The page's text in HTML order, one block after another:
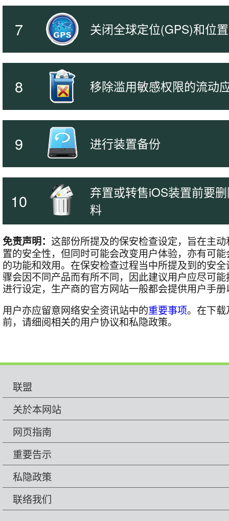
7 关闭全球定位(GPS)和位
8 移除滥用敏感权限的流动
9 进行装置备份
10
弃置或转售iOS装置前要
料
免责声明： 这部份所提及的保安检查设定，旨在主
置的安全性，但同时可能会改变用户体验，亦有可
的功能和效用。在保安检查过程当中所提及到的安
骤会因不同产品而有所不同，因此建议用户应尽可
进行设定，生产商的官方网站一般都会提供用户手
用户亦应留意网络安全资讯站中的重要事项。在下
前，请细阅相关的用户协议和私隐政策。
联盟
关於本网站
网页指南
重要告示
私隐政策
联络我们